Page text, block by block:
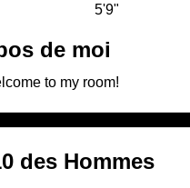
5'9"
de moi
to my room!
des Hommes